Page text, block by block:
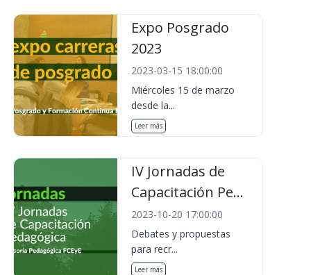
Expo Posgrado
2023
2023-03-15 18:00:00
Miércoles 15 de marzo
desde la...
Leer más
IV Jornadas de
Capacitación Pe...
2023-10-20 17:00:00
Debates y propuestas
para recr...
Leer más